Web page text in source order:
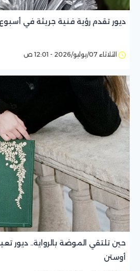
ديور تقدم رؤية فنية جريئة في
الثلاثاء 07/يوليو/2026 - 12:01 ص
حين تلتقي الموضة بالرواية.. ديور
أوستن